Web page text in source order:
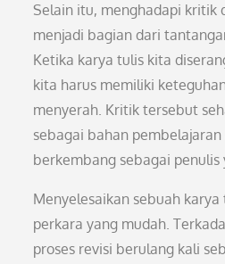
Selain itu, menghadapi kritik
menjadi bagian dari
Ketika karya tulis kita
kita harus memiliki
menyerah. Kritik tersebut
sebagai bahan
berkembang sebagai penulis
Menyelesaikan sebuah
perkara yang mudah.
proses revisi berulang kali